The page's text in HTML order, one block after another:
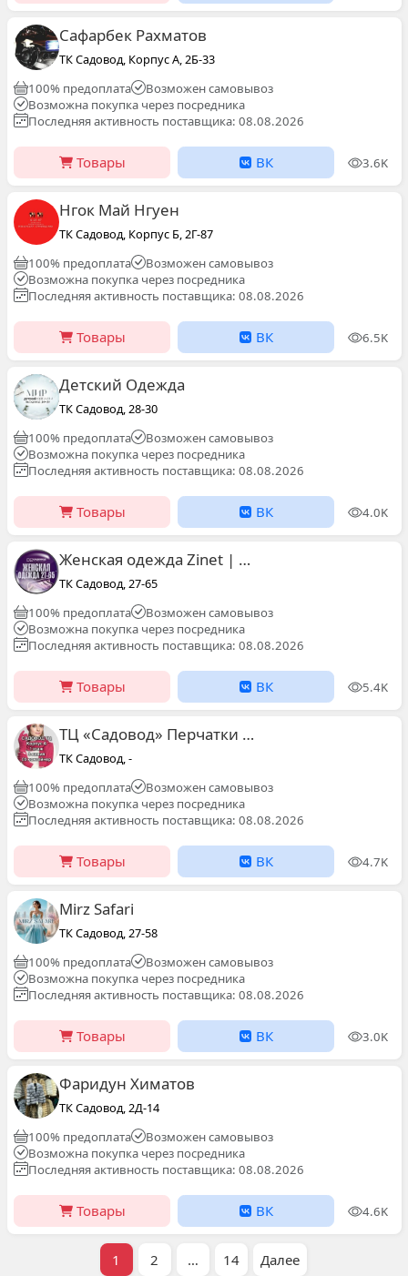
Сафарбек Рахматов
ТК Садовод, Корпус А, 2Б-33
100% предоплата
Возможен самовывоз
Возможна покупка через посредника
Последняя активность поставщика: 08.08.2026
Товары ВК 3.6K
Нгок Май Нгуен
ТК Садовод, Корпус Б, 2Г-87
100% предоплата
Возможен самовывоз
Возможна покупка через посредника
Последняя активность поставщика: 08.08.2026
Товары ВК 6.5K
Детский Одежда
ТК Садовод, 28-30
100% предоплата
Возможен самовывоз
Возможна покупка через посредника
Последняя активность поставщика: 08.08.2026
Товары ВК 4.0K
Женская одежда Zinet | Садовод 24-117
ТК Садовод, 27-65
100% предоплата
Возможен самовывоз
Возможна покупка через посредника
Последняя активность поставщика: 08.08.2026
Товары ВК 5.4K
ТЦ «Садовод» Перчатки Шапки опт
ТК Садовод, -
100% предоплата
Возможен самовывоз
Возможна покупка через посредника
Последняя активность поставщика: 08.08.2026
Товары ВК 4.7K
Mirz Safari
ТК Садовод, 27-58
100% предоплата
Возможен самовывоз
Возможна покупка через посредника
Последняя активность поставщика: 08.08.2026
Товары ВК 3.0K
Фаридун Химатов
ТК Садовод, 2Д-14
100% предоплата
Возможен самовывоз
Возможна покупка через посредника
Последняя активность поставщика: 08.08.2026
Товары ВК 4.6K
1 2 … 14 Далее